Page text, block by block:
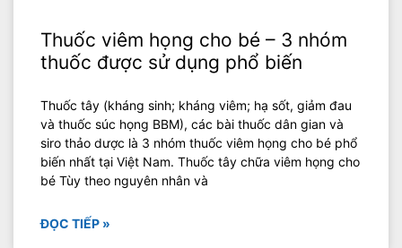
Thuốc viêm họng cho bé – 3 nhóm
thuốc được sử dụng phổ biến
Thuốc tây (kháng sinh; kháng viêm; hạ sốt, giảm đau
và thuốc súc họng BBM), các bài thuốc dân gian và
siro thảo dược là 3 nhóm thuốc viêm họng cho bé phổ
biến nhất tại Việt Nam. Thuốc tây chữa viêm họng cho
bé Tùy theo nguyên nhân và
ĐỌC TIẾP »